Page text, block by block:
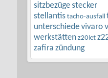
sitzbezügestecker
stellantis tacho-ausfall
unterschiedevivaro
werkstätten z20let
zafira zündung